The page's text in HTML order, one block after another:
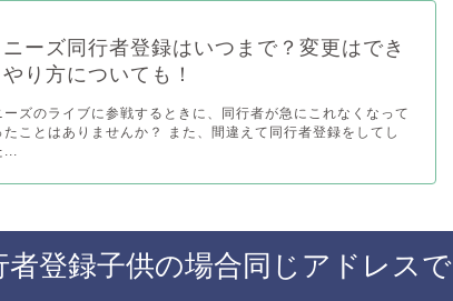
ニーズ同行者登録はいつまで？変更はでき
り方についても！
ーズのライブに参戦するときに、同行者が急にこれなくなって
たことはありませんか？ また、間違えて同行者登録をしてし
...
登録子供の場合同じアドレスで